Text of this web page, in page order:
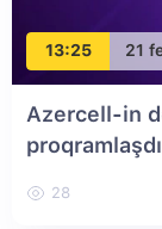
13:25 21
Azercell-in
28